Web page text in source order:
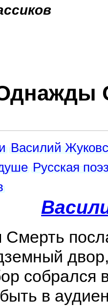
Василий
Русская
в
в